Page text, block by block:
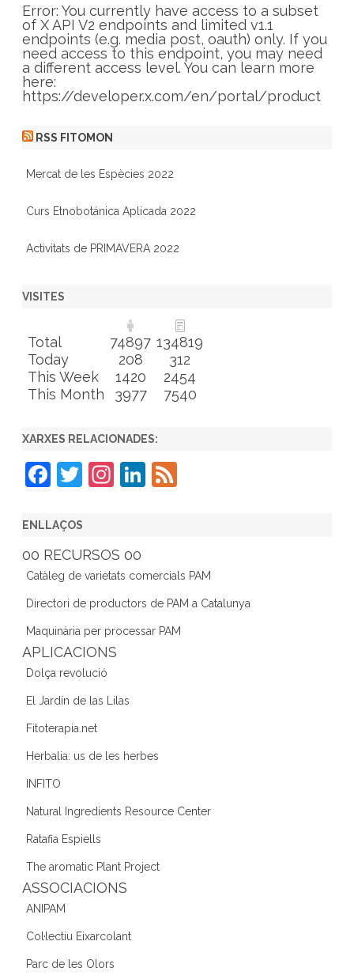
r
i
e
s
Error: You currently have access to a subset
of X API V2 endpoints and limited v1.1
endpoints (e.g. media post, oauth) only. If you
need access to this endpoint, you may need
a different access level. You can learn more
here:
https://developer.x.com/en/portal/product
RSS FITOMON
Mercat de les Espècies 2022
Curs Etnobotánica Aplicada 2022
Activitats de PRIMAVERA 2022
VISITES
Total 74897 134819
Today
208
312
This Week
1420
2454
This Month
3977 7540
XARXES RELACIONADES:
F
c
e
b
o
o
k
T
er
In
gr
a
m
Li
dI
n
ENLLAÇOS
00 RECURSOS 00
Catàleg de varietats comercials PAM
Directori de productors de PAM a Catalunya
Maquinària per processar PAM
APLICACIONS
Dolça revolució
El Jardín de las Lilas
Fitoterapia.net
Herbalia: us de les herbes
INFITO
Natural Ingredients Resource Center
Ratafia Espiells
The aromatic Plant Project
ASSOCIACIONS
ANIPAM
Col·lectiu Eixarcolant
Parc de les Olors